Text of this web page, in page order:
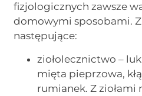
fizjologicznych zawsze
domowymi sposobami.
następujące:
ziołolecznictwo –
mięta pieprzowa,
rumianek. Z ziołami